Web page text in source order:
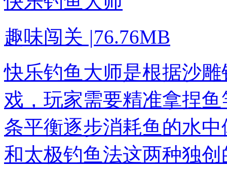
趣味闯关 |76.76MB
快乐钓鱼大师是根据沙
戏，玩家需要精准拿捏
条平衡逐步消耗鱼的水
和太极钓鱼法这两种独